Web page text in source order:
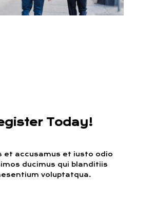
Today!
et accusamus et iusto odio
ducimus qui blanditiis
voluptatqua.